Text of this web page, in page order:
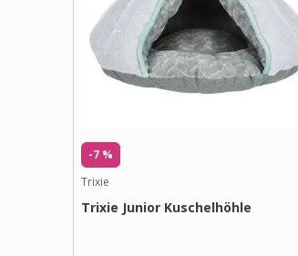
-7 %
Trixie
Trixie Junior Kuschelhöhle